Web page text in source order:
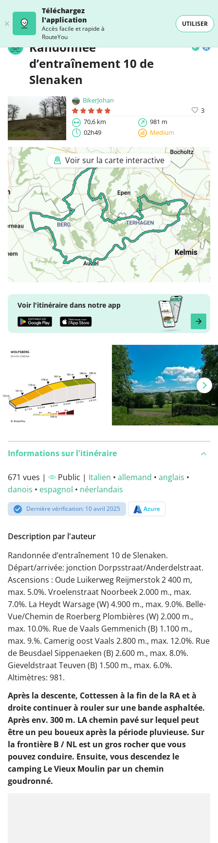
Téléchargez
l'application
Accès facile et rapide à
RouteYou
UTILISER
Randonnée
d’entraînement 10 de
Slenaken
BikerJohan
3
70,6 km
981 m
02h49
Medium
Voir sur la carte interactive
Voir l'itinéraire dans notre app
Informations sur l'itinéraire
671 vues | Public | Italien • allemand • anglais •
danois • espagnol • néerlandais
Dernière vérification: 10 avril 2025 Azure
Description par l'auteur
Randonnée d’entraînement 10 de Slenaken.
Départ/arrivée: jonction Dorpsstraat/Anderdelstraat.
Ascensions : Oude Luikerweg Reijmerstok 2 400 m,
max. 5.0%. Vroelenstraat Noorbeek 2.000 m., max.
7.0%. La Heydt Warsage (W) 4.900 m., max. 9.0%. Belle-
Vue/Chemin de Roerberg Plombières (W) 2.000 m.,
max. 10.0%. Rue de Vaals Gemmenich (B) 1.100 m.,
max. 9.%. Camerig oost Vaals 2.800 m., max. 12.0%. Rue
de Beusdael Sippenaeken (B) 2.600 m., max. 8.0%.
Gieveldstraat Teuven (B) 1.500 m., max. 6.0%.
Altimètres: 981.
Après la descente, Cottessen à la fin de la RA et à
droite continuer à rouler sur une bande asphaltée.
Après env. 300 m. LA chemin pavé sur lequel peut
être un peu boueux après la période pluvieuse. Sur
la frontière B / NL est un gros rocher que vous
pouvez conduire. Ensuite, vous descendez le
camping Le Vieux Moulin par un chemin
goudronné.